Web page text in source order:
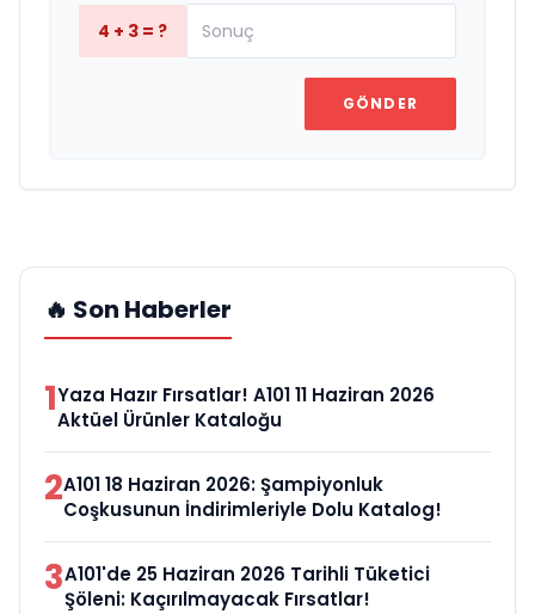
4 + 3 = ?
GÖNDER
🔥 Son Haberler
1Yaza Hazır Fırsatlar! A101 11 Haziran 2026
Aktüel Ürünler Kataloğu
2A101 18 Haziran 2026: Şampiyonluk
Coşkusunun İndirimleriyle Dolu Katalog!
3A101'de 25 Haziran 2026 Tarihli Tüketici
Şöleni: Kaçırılmayacak Fırsatlar!